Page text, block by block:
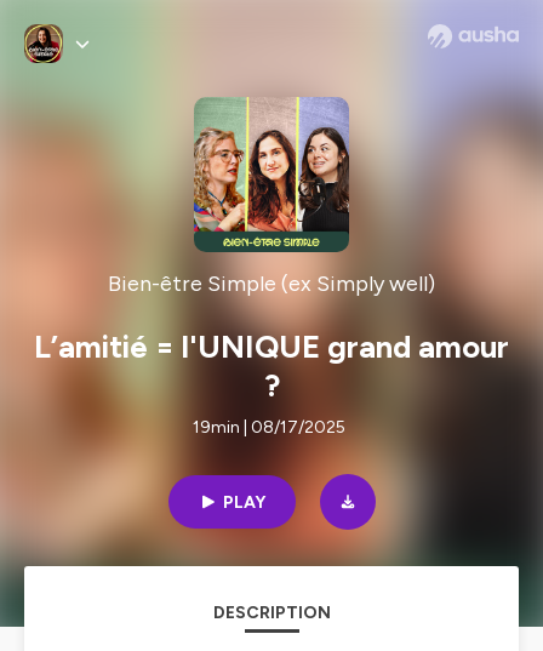
Bien-être Simple (ex Simply well)
L’amitié = l'UNIQUE grand amour
?
19min | 08/17/2025
PLAY
DESCRIPTION